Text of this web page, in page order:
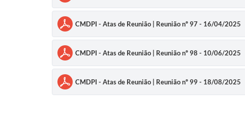
CMDPI - Atas de Reunião | Reunião nº 97 - 16/04/2025
CMDPI - Atas de Reunião | Reunião nº 98 - 10/06/2025
CMDPI - Atas de Reunião | Reunião nº 99 - 18/08/2025